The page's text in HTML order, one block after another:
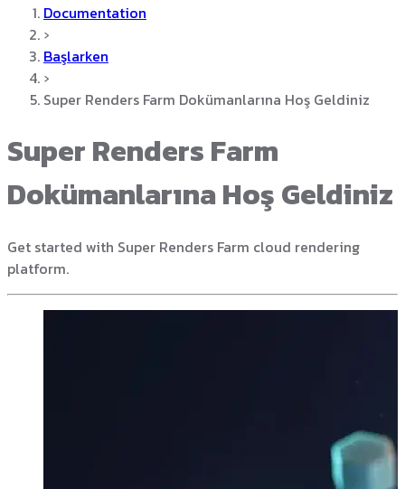
Documentation
›
Başlarken
›
Super Renders Farm Dokümanlarına Hoş Geldiniz
Super Renders Farm
Dokümanlarına Hoş Geldiniz
Get started with Super Renders Farm cloud rendering
platform.